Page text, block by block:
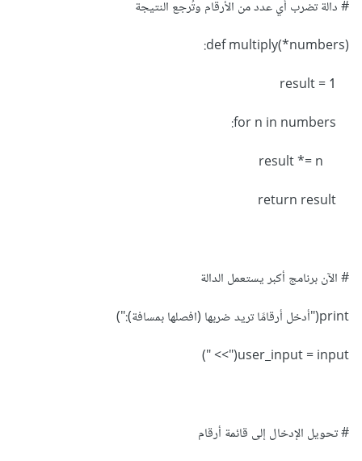
# دالة تضرب أي عدد من الأرقام وتُرجع النتيجة
def multiply(*numbers):
# الآن برنامج أكبر يستعمل الدالة
print("أدخل أرقامًا تريد ضربها (افصلها بمسافة):")
user_input = input(">> ")
# تحويل الإدخال إلى قائمة أرقام